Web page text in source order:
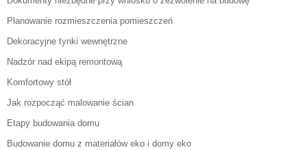
Planowanie rozmieszczenia pomieszczeń
Dekoracyjne tynki wewnętrzne
Nadzór nad ekipą remontową
Komfortowy stół
Jak rozpocząć malowanie ścian
Etapy budowania domu
Budowanie domu z materiałów eko i domy eko